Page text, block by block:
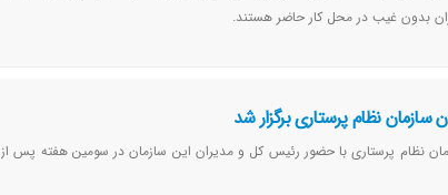
بدون غیب در محل کار حاضر هستند.
نظام پرستاری برگزار شد
نظام پرستاری با حضور رئیس کل و مدیران این سازمان در سومین هفته پس از